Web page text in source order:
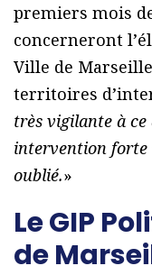
premiers mois
concerneront
Ville de
territoires
très vigilante à
intervention forte
oublié.»
Le GIP
de